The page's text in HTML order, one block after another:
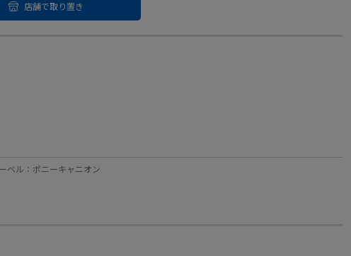
店舗で取り置き
ベル：ポニーキャニオン